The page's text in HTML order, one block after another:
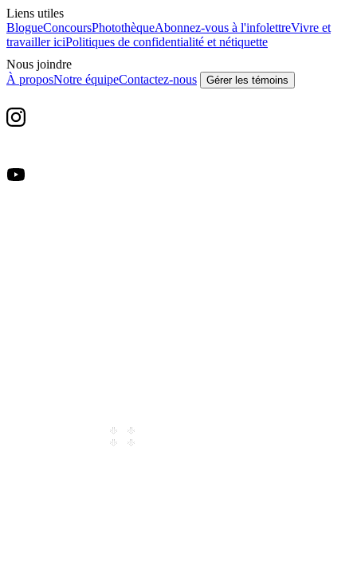
Liens utiles
BlogueConcoursPhotothèqueAbonnez-vous à l'infolettreVivre et
travailler iciPolitiques de confidentialité et nétiquette
Nous joindre
À proposNotre équipeContactez-nous Gérer les témoins